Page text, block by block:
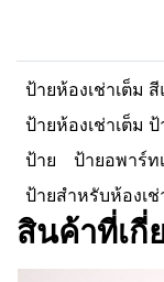
ป้ายห้องเช่าเต็ม
ป้ายห้องเช่าเต็ม
ป้าย
ป้ายอพาร์ท
ป้ายสำหรับห้องเช่
สินค้าที่เกี่